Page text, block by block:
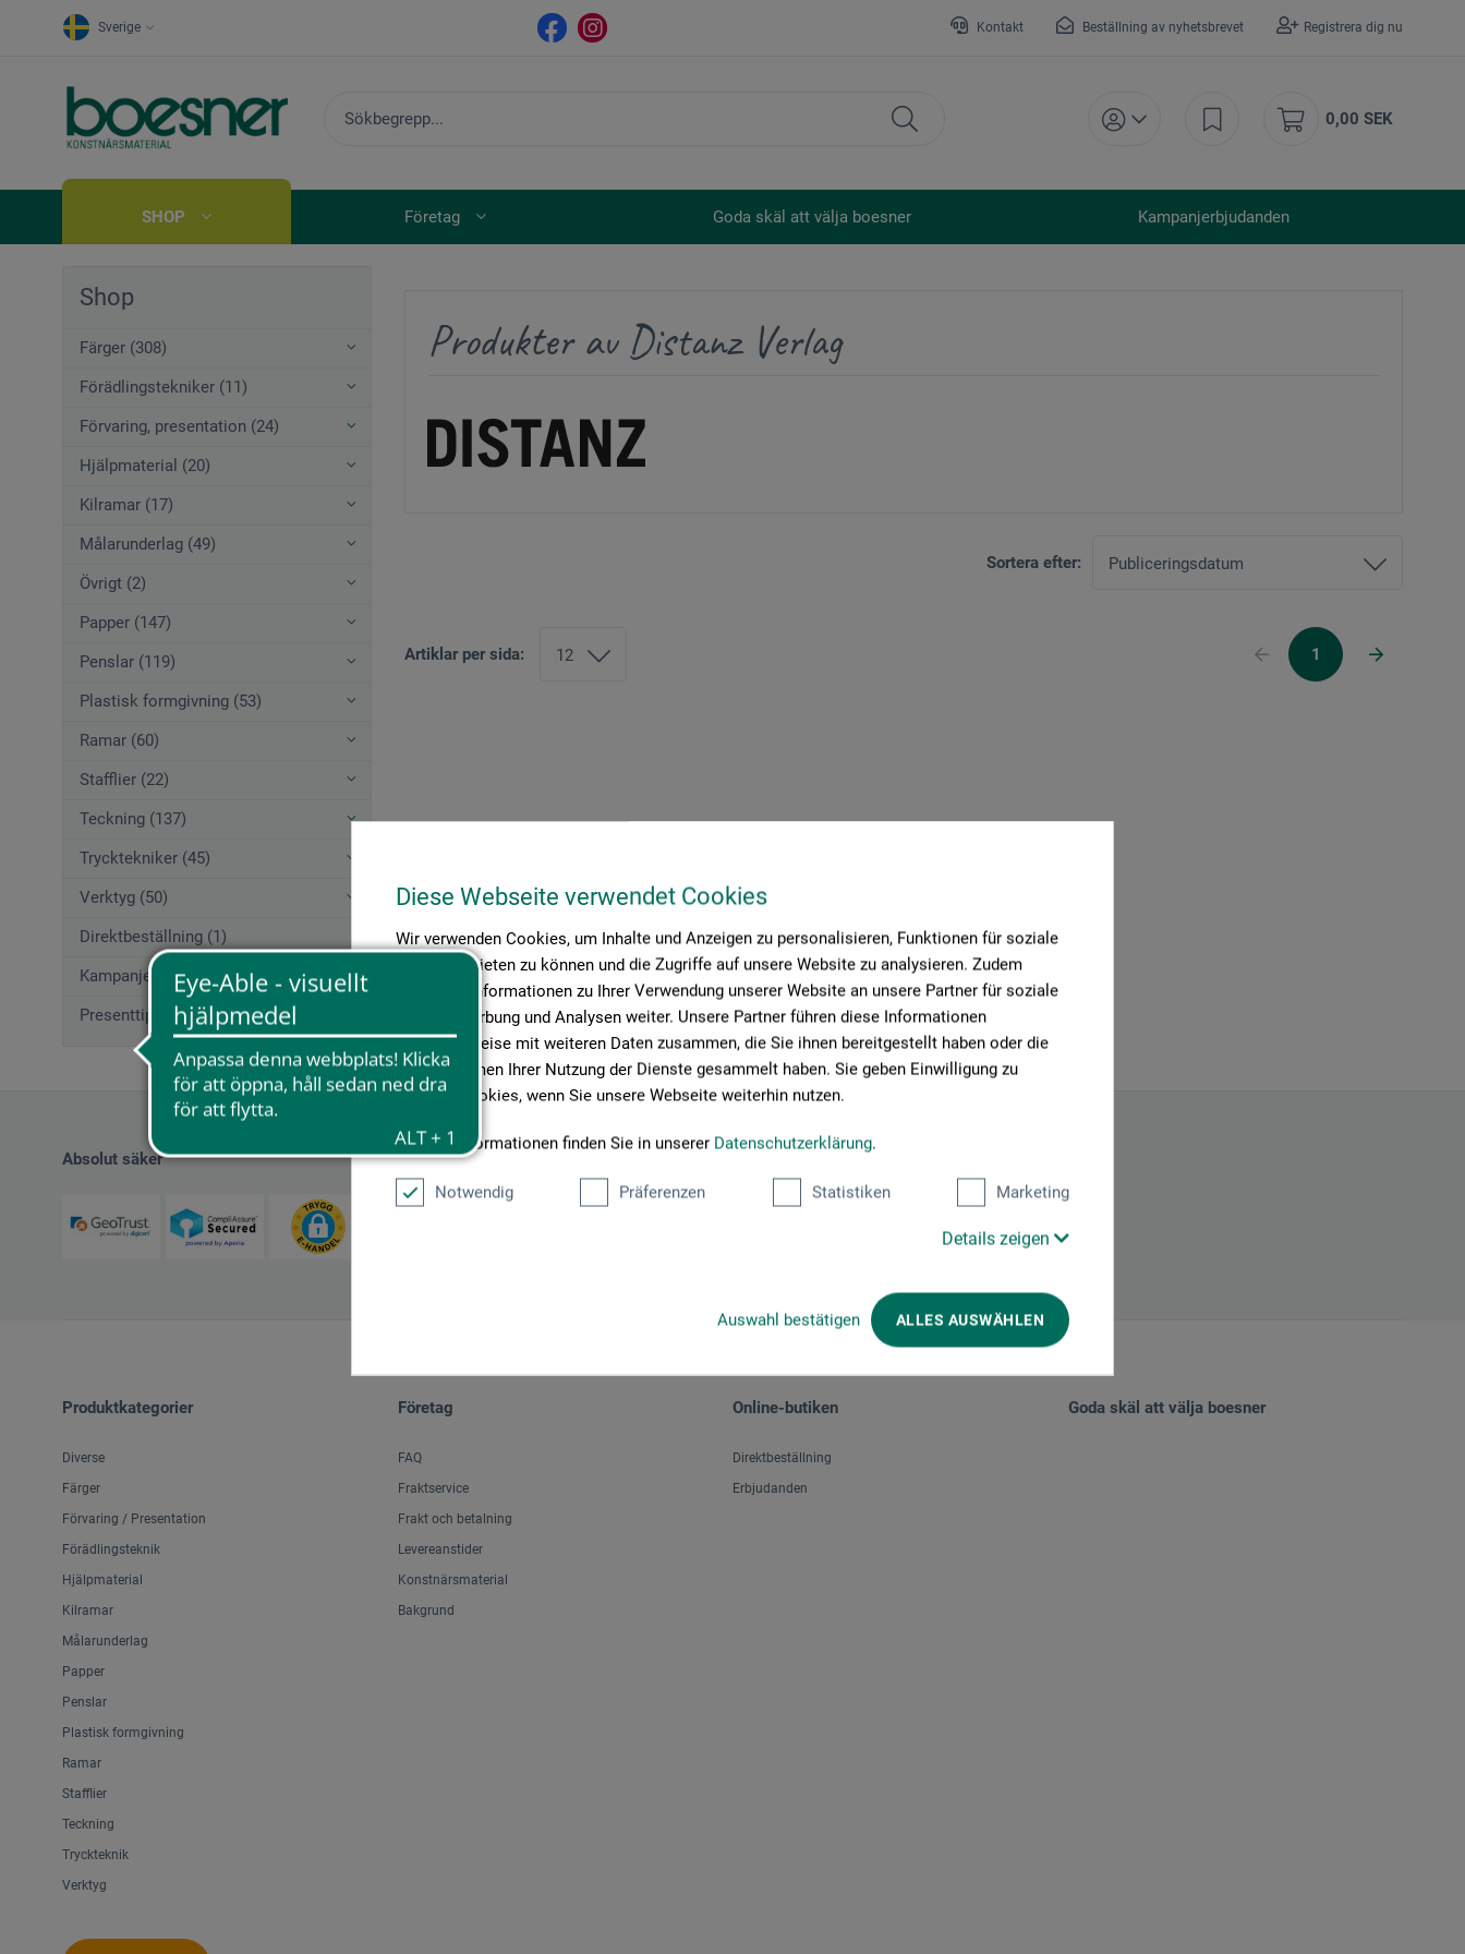
Diese Webseite verwendet Cookies
Wir verwenden Cookies, um Inhalte und Anzeigen zu personalisieren, Funktionen für soziale
Medien anbieten zu können und die Zugriffe auf unsere Website zu analysieren. Zudem
geben wir Informationen zu Ihrer Verwendung unserer Website an unsere Partner für soziale
Medien, Werbung und Analysen weiter. Unsere Partner führen diese Informationen
möglicherweise mit weiteren Daten zusammen, die Sie ihnen bereitgestellt haben oder die
sie im Rahmen Ihrer Nutzung der Dienste gesammelt haben. Sie geben Einwilligung zu
unseren Cookies, wenn Sie unsere Webseite weiterhin nutzen.
Weitere Informationen finden Sie in unserer Datenschutzerklärung.
Notwendig Präferenzen Statistiken Marketing
Details zeigen
Auswahl bestätigen ALLES AUSWÄHLEN
Sverige Kontakt Beställning av nyhetsbrevet Registrera dig nu
0,00 SEK
SHOP Företag Goda skäl att välja boesner Kampanjerbjudanden
Shop
Färger (308)
Förädlingstekniker (11)
Förvaring, presentation (24)
Hjälpmaterial (20)
Kilramar (17)
Målarunderlag (49)
Övrigt (2)
Papper (147)
Penslar (119)
Plastisk formgivning (53)
Ramar (60)
Stafflier (22)
Teckning (137)
Trycktekniker (45)
Verktyg (50)
Direktbeställning (1)
Kampanjerbjudanden
Presenttips (12)
Produkter av Distanz Verlag
Sortera efter:
Artiklar per sida: 1
Absolut säker Välj betalningssätt
Produktkategorier
Diverse
Färger
Förvaring / Presentation
Förädlingsteknik
Hjälpmaterial
Kilramar
Målarunderlag
Papper
Penslar
Plastisk formgivning
Ramar
Stafflier
Teckning
Tryckteknik
Verktyg
Företag
FAQ
Fraktservice
Frakt och betalning
Levereanstider
Konstnärsmaterial
Bakgrund
Online-butiken
Direktbeställning
Erbjudanden
Goda skäl att välja boesner